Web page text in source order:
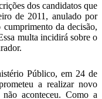
dos candidatos que
de 2011, anulado por
da decisão,
multa incidirá sobre o
Público, em 24 de
a realizar novo
aconteceu. Como a